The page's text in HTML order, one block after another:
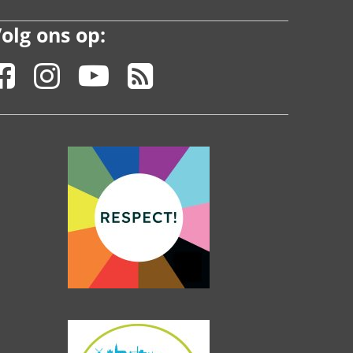
ons op: